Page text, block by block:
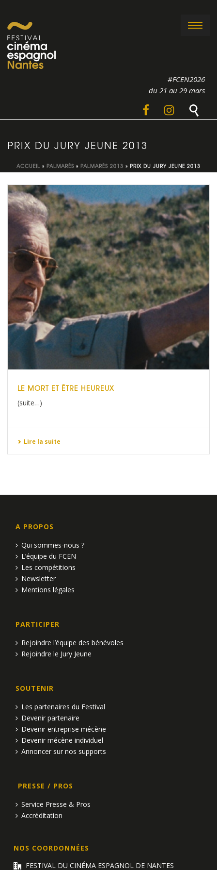
#FCEN2026
du 21 au 29 mars
PRIX DU JURY JEUNE 2013
ACCUEIL » PALMARÈS » PALMARÈS 2013 » PRIX DU JURY JEUNE 2013
LE MORT ET ÊTRE HEUREUX
(suite…)
Lire la suite
A PROPOS
Qui sommes-nous ?
L’équipe du FCEN
Les compétitions
Newsletter
Mentions légales
PARTICIPER
Rejoindre l’équipe des bénévoles
Rejoindre le Jury Jeune
SOUTENIR
Les partenaires du Festival
Devenir partenaire
Devenir entreprise mécène
Devenir mécène individuel
Annoncer sur nos supports
PRESSE / PROS
Service Presse & Pros
Accréditation
NOS COORDONNÉES
FESTIVAL DU CINÉMA ESPAGNOL DE NANTES